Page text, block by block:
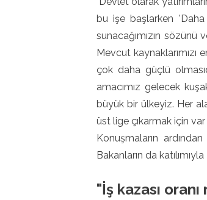
bu işe başlarken 'Daha
sunacağımızın
Mevcut
çok daha güçlü
amacımız gelecek
büyük bir ülkeyiz. Her
üst lige çıkarmak için
Konuşmaların
Bakanların da
"İş kazası